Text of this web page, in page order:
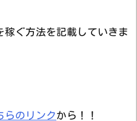
ぐ方法を記載していきま
らのリンクから！！